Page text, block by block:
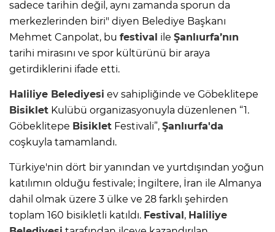
sadece tarihin değil, aynı zamanda sporun da
merkezlerinden biri" diyen Belediye Başkanı
Mehmet Canpolat, bu festival ile Şanlıurfa’nın
tarihi mirasını ve spor kültürünü bir araya
getirdiklerini ifade etti.
Haliliye Belediyesi ev sahipliğinde ve Göbeklitepe
Bisiklet Kulübü organizasyonuyla düzenlenen “1.
Göbeklitepe Bisiklet Festivali”, Şanlıurfa'da
coşkuyla tamamlandı.
Türkiye'nin dört bir yanından ve yurtdışından yoğun
katılımın olduğu festivale; İngiltere, İran ile Almanya
dahil olmak üzere 3 ülke ve 28 farklı şehirden
toplam 160 bisikletli katıldı. Festival, Haliliye